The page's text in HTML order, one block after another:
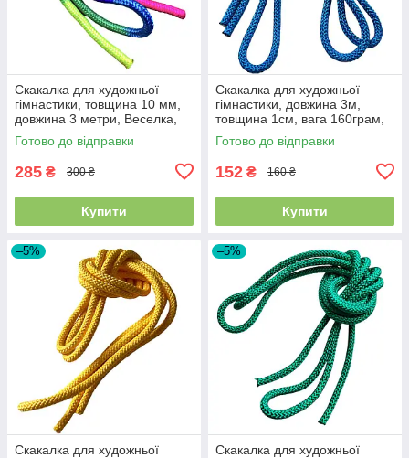
Скакалка для художньої
гімнастики, товщина 10 мм,
довжина 3 метри, Веселка,
C-6270
Готово до відправки
285 ₴ 300 ₴
Купити
Скакалка для художньої
гімнастики, довжина 3м,
товщина 1см, вага 160грам,
Волошковий
Готово до відправки
152 ₴ 160 ₴
Купити
–5%
Скакалка для художньої
–5%
Скакалка для художньої